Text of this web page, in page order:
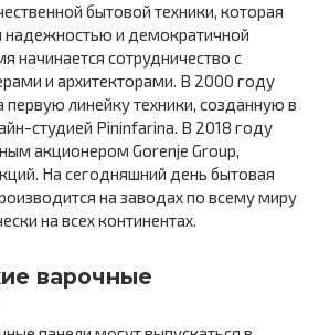
бытовой техники, которая
надежностью и демократичной
начинается сотрудничество с
и архитекторами. В 2000 году
линейку техники, созданную в
студией Pininfarina. В 2018 году
акционером Gorenje Group,
На сегодняшний день бытовая
на заводах по всему миру
на всех континентах.
варочные